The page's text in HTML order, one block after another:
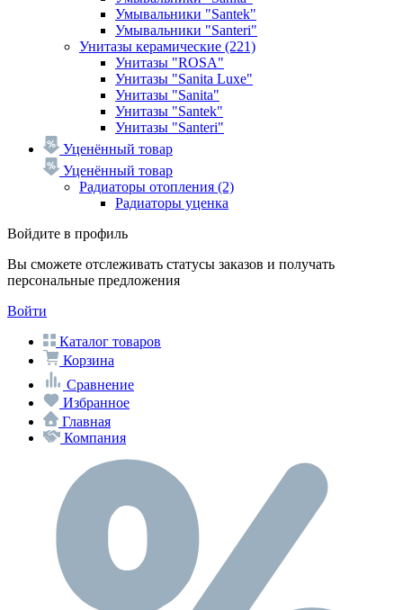
Умывальники "Santek"
Умывальники "Santeri"
Унитазы керамические (221)
Унитазы "ROSA"
Унитазы "Sanita Luxe"
Унитазы "Sanita"
Унитазы "Santek"
Унитазы "Santeri"
Уценённый товар
Уценённый товар
Радиаторы отопления (2)
Радиаторы уценка
Войдите в профиль
Вы сможете отслеживать статусы заказов и получать
персональные предложения
Войти
Каталог товаров
Корзина
Сравнение
Избранное
Главная
Компания